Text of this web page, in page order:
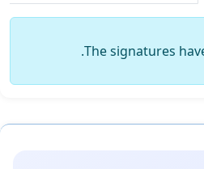
The signatures